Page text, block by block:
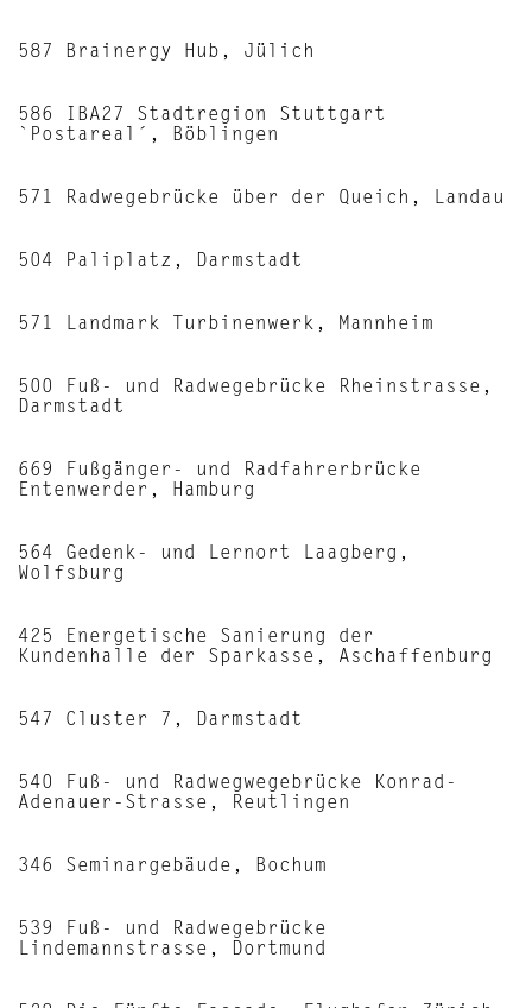
587 Brainergy Hub, Jülich
586 IBA27 Stadtregion Stuttgart
`Postareal´, Böblingen
571 Radwegebrücke über der Queich, Landau
504 Paliplatz, Darmstadt
571 Landmark Turbinenwerk, Mannheim
500 Fuß- und Radwegebrücke Rheinstrasse,
Darmstadt
669 Fußgänger- und Radfahrerbrücke
Entenwerder, Hamburg
564 Gedenk- und Lernort Laagberg,
Wolfsburg
425 Energetische Sanierung der
Kundenhalle der Sparkasse, Aschaffenburg
547 Cluster 7, Darmstadt
540 Fuß- und Radwegwegebrücke Konrad-
Adenauer-Strasse, Reutlingen
346 Seminargebäude, Bochum
539 Fuß- und Radwegebrücke
Lindemannstrasse, Dortmund